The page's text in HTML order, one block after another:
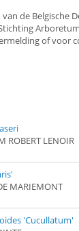
de Belgische
of voor
ROBERT LENOIR
MARIEMONT
'Cucullatum'